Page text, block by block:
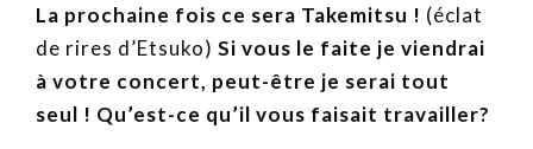
La prochaine fois ce sera Takemitsu ! (éclat
de rires d’Etsuko) Si vous le faite je viendrai
à votre concert, peut-être je serai tout
seul ! Qu’est-ce qu’il vous faisait travailler?